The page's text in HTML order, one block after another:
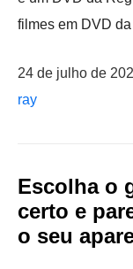
filmes em DVD
24 de julho de
ray
Escolha o
certo e
o seu